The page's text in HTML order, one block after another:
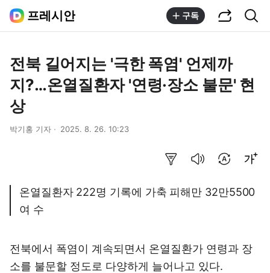
프레시안 구독
전북 길어지는 '극한 폭염' 언제까
지?…온열질환자 '연령·장소 불문' 현
상
박기홍 기자 2025. 8. 26. 10:23
온열질환자 222명 기록에 가축 피해만 32만5500
여 수
전북에서 폭염이 계속되면서 온열질환가 연령과 장
소를 불문할 정도로 다양하게 늘어나고 있다.